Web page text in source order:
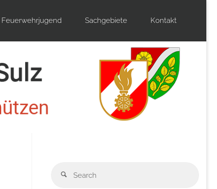
Feuerwehrjugend Sachgebiete Kontakt
Search